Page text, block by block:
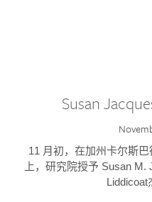
Susan
11 月初，在加州卡尔斯
上，研究院授予 Susan
Liddicoat